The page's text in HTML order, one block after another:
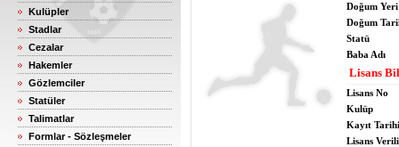
Kulüpler
Stadlar
Cezalar
Hakemler
Gözlemciler
Statüler
Talimatlar
Formlar - Sözleşmeler
Doğum Yeri
Doğum
Statü
Baba Adı
Lisans
Lisans No
Kulüp
Kayıt Tarihi
Lisans